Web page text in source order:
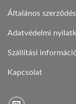
Általános
Adatvédelmi
Szállítási
Kapcsolat